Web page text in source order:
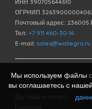
ИНН 390705644610
ОГРНИП
Почтовый адрес: 236005
Тел: +7 911 460-30-16
E-mail: sales@wallegro.ru
Договор оферты
Политика обработки
Мы используем файлы
вы соглашаетесь с нашей